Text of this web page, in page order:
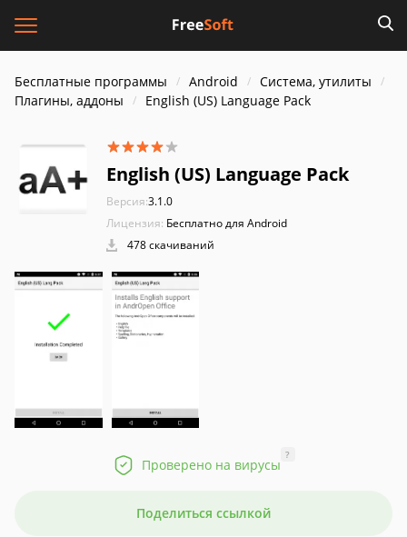
Бесплатные программы Android
Система, утилиты
Плагины, аддоны
English (US) Language Pack
English (US) Language Pack
Версия:3.1.0
Лицензия: Бесплатно для Android
478 скачиваний
Проверено на вирусы
?
Поделиться ссылкой